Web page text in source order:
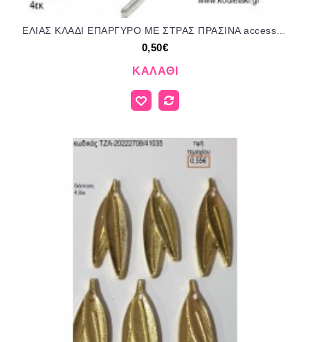
ΕΛΙΑΣ ΚΛΑΔΙ ΕΠΑΡΓΥΡΟ ΜΕ ΣΤΡΑΣ ΠΡΑΣΙΝΑ accessories για μπομπονιέρες - δώρα ΕΦ-05607/41030 0.50€!!!
0,50€
ΚΑΛΆΘΙ